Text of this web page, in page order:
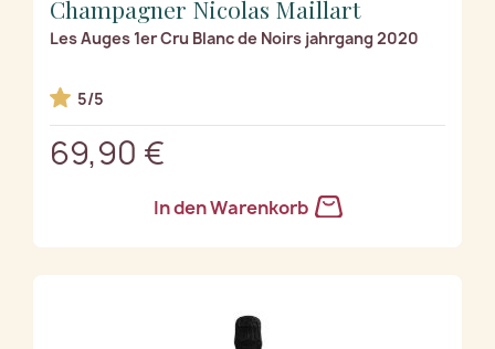
Champagner Nicolas Maillart
Les Auges 1er Cru Blanc de Noirs jahrgang 2020
5/5
69,90 €
In den Warenkorb